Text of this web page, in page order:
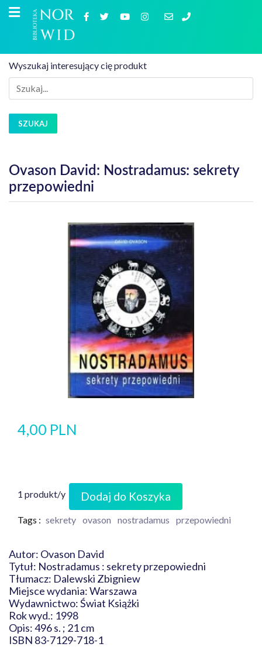
Wyszukaj interesujący cię produkt
SZUKAJ
Ovason David: Nostradamus: sekrety
przepowiedni
4,00 PLN
1 produkt/y Dodaj do Koszyka
Tags : sekrety ovason nostradamus przepowiedni
Autor: Ovason David
Tytuł: Nostradamus : sekrety przepowiedni
Tłumacz: Dalewski Zbigniew
Miejsce wydania: Warszawa
Wydawnictwo: Świat Książki
Rok wyd.: 1998
Opis: 496 s. ; 21 cm
ISBN 83-7129-718-1